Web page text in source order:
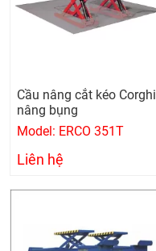
Cầu nâng cắt kéo Corghi
nâng bụng
Model: ERCO 351T
Liên hệ